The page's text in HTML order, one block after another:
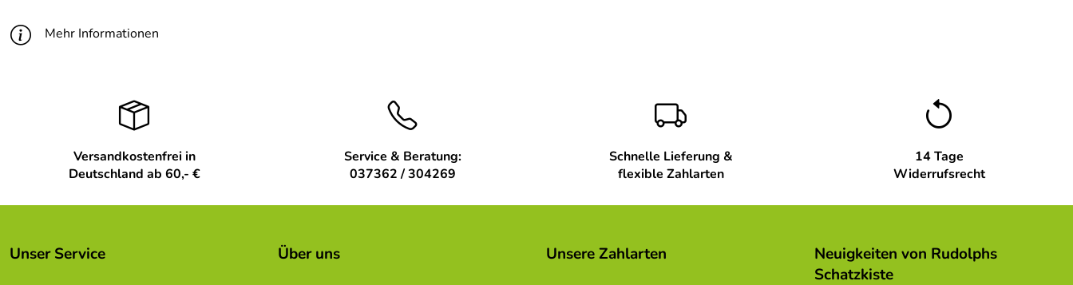
Mehr Informationen
Versandkostenfrei in
Deutschland ab 60,- €
Service & Beratung:
037362 / 304269
Schnelle Lieferung &
flexible Zahlarten
14 Tage
Widerrufsrecht
Unser Service Über uns Unsere Zahlarten
Neuigkeiten von Rudolphs
Schatzkiste